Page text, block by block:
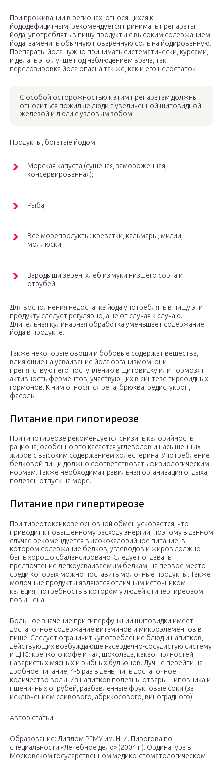
При проживании в регионах, относящихся к
йододефицитным, рекомендуется принимать препараты
йода, употреблять в пищу продукты с высоким содержанием
йода, заменить обычную поваренную соль на йодированную.
Препараты йода нужно принимать систематически, курсами,
и делать это лучше под наблюдением врача, так
передозировка йода опасна так же, как и его недостаток
С особой осторожностью к этим препаратам должны
относиться пожилые люди с увеличенной щитовидной
железой и люди с узловым зобом
Продукты, богатые йодом:
Морская капуста (сушеная, замороженная,
консервированная);
Рыба;
Все морепродукты: креветки, кальмары, мидии,
моллюски;
Зародыши зерен; хлеб из муки низшего сорта и
отрубей.
Для восполнения недостатка йода употреблять в пищу эти
продукту следует регулярно, а не от случая к случаю.
Длительная кулинарная обработка уменьшает содержание
йода в продукте.
Также некоторые овощи и бобовые содержат вещества,
влияющие на усваивание йода организмом: они
препятствуют его поступлению в щитовидку или тормозят
активность ферментов, участвующих в синтезе тиреоидных
гормонов. К ним относятся репа, брюква, редис, укроп,
фасоль.
Питание при гипотиреозе
При гипотиреозе рекомендуется снизить калорийность
рациона, особенно это касается углеводов и насыщенных
жиров с высоким содержанием холестерина. Употребление
белковой пищи должно соответствовать физиологическим
нормам. Также необходима правильная организация отдыха,
полезен отпуск на море.
Питание при гипертиреозе
При тиреотоксикозе основной обмен ускоряется, что
приводит к повышенному расходу энергии, поэтому в данном
случае рекомендуется высококалорийное питание, в
котором содержание белков, углеводов и жиров должно
быть хорошо сбалансировано. Следует отдавать
предпочтение легкоусваиваемым белкам, на первое место
среди которых можно поставить молочные продукты. Также
молочные продукты являются отличным источником
кальция, потребность в котором у людей с гипертиреозом
повышена.
Большое значение при гиперфункции щитовидки имеет
достаточное содержание витаминов и микроэлементов в
пище. Следует ограничить употребление блюд и напитков,
действующих возбуждающе насердечно-сосудистую систему
и ЦНС: крепкого кофе и чая, шоколада, какао, пряностей,
наваристых мясных и рыбных бульонов. Лучше перейти на
дробное питание, 4-5 раз в день, пить достаточное
количество воды. Из напитков полезны отвары шиповника и
пшеничных отрубей, разбавленные фруктовые соки (за
исключением сливового, абрикосового, виноградного).
Автор статьи:
Образование: Диплом РГМУ им. Н. И. Пирогова по
специальности «Лечебное дело» (2004 г.). Ординатура в
Московском государственном медико-стоматологическом